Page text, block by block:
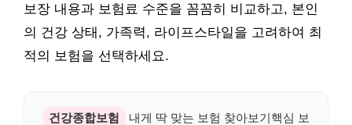
보장 내용과 보험료 수준을 꼼꼼히 비교하고, 본인
의 건강 상태, 가족력, 라이프스타일을 고려하여 최
적의 보험을 선택하세요.
건강종합보험
내게 딱 맞는 보험 찾아보기핵심 보